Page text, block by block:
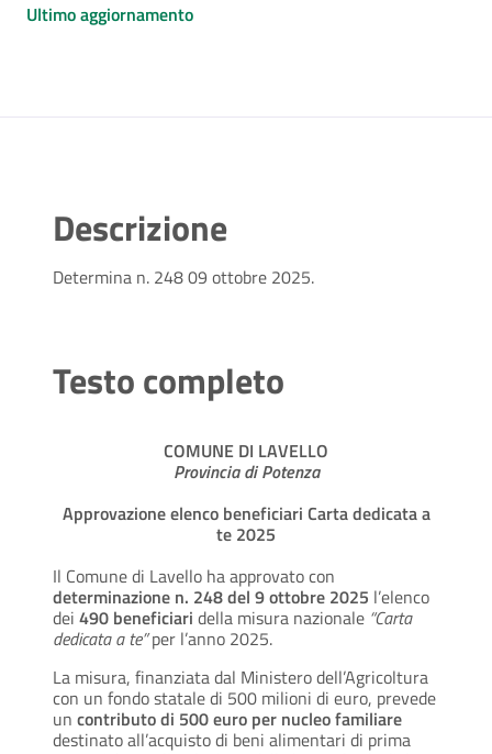
Ultimo aggiornamento
Descrizione
Determina n. 248 09 ottobre 2025.
Testo completo
COMUNE DI LAVELLO
Provincia di Potenza
Approvazione elenco beneficiari Carta dedicata a
te 2025
Il Comune di Lavello ha approvato con
determinazione n. 248 del 9 ottobre 2025 l’elenco
dei 490 beneficiari della misura nazionale “Carta
dedicata a te”per l’anno 2025.
La misura, finanziata dal Ministero dell’Agricoltura
con un fondo statale di 500 milioni di euro, prevede
un contributo di 500 euro per nucleo familiare
destinato all’acquisto di beni alimentari di prima